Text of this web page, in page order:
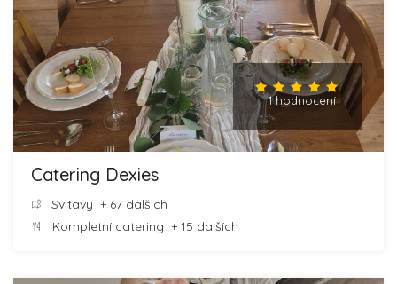
1 hodnocení
Catering Dexies
Svitavy + 67 dalších
Kompletní catering + 15 dalších